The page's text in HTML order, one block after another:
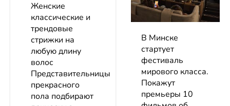
Женские
классические и
трендовые
стрижки на
любую длину
волос
Представительницы
прекрасного
пола подбирают
В Минске
стартует
фестиваль
мирового класса.
Покажут
премьеры 10